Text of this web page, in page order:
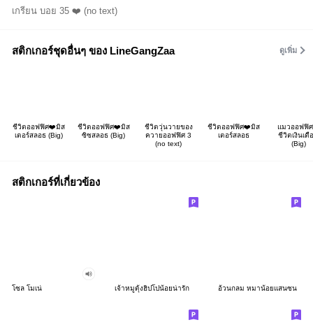
เกรียน บอย 35 ❤️ (no text)
สติกเกอร์ชุดอื่นๆ ของ LineGangZaa ดูเพิ่ม
ชีวิตออฟฟิศ❤️มิส
เตอร์สลอธ (Big)
ชีวิตออฟฟิศ❤️มิส
ซิซสลอธ (Big)
ชีวิตวุ่นวายของ
ควายออฟฟิศ 3
(no text)
ชีวิตออฟฟิศ❤️มิส
เตอร์สลอธ
แมวออฟฟิ
ชีวิตเงินเดื
(Big)
สติกเกอร์ที่เกี่ยวข้อง
โซล โมเน่ เจ้าหมูดุ้งฮิปโปน้อยน่ารัก อ้วนกลม หมาน้อยแสนซน